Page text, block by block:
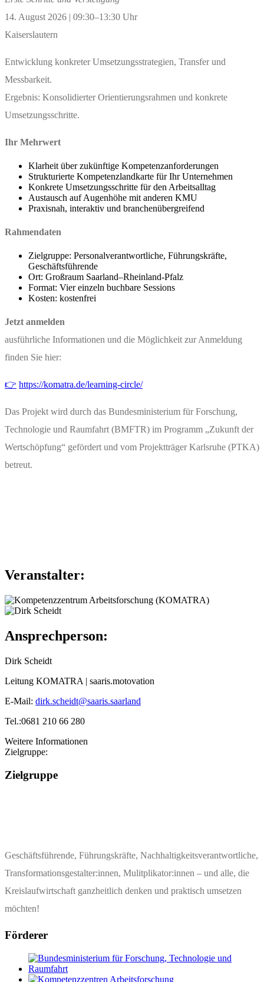
14. August 2026 | 09:30–13:30 Uhr
Kaiserslautern
Entwicklung konkreter Umsetzungsstrategien, Transfer und
Messbarkeit.
Ergebnis: Konsolidierter Orientierungsrahmen und konkrete
Umsetzungsschritte.
Ihr Mehrwert
Klarheit über zukünftige Kompetenzanforderungen
Strukturierte Kompetenzlandkarte für Ihr Unternehmen
Konkrete Umsetzungsschritte für den Arbeitsalltag
Austausch auf Augenhöhe mit anderen KMU
Praxisnah, interaktiv und branchenübergreifend
Rahmendaten
Zielgruppe: Personalverantwortliche, Führungskräfte,
Geschäftsführende
Ort: Großraum Saarland–Rheinland-Pfalz
Format: Vier einzeln buchbare Sessions
Kosten: kostenfrei
Jetzt anmelden
ausführliche Informationen und die Möglichkeit zur Anmeldung
finden Sie hier:
👉 https://komatra.de/learning-circle/
Das Projekt wird durch das Bundesministerium für Forschung,
Technologie und Raumfahrt (BMFTR) im Programm „Zukunft der
Wertschöpfung“ gefördert und vom Projektträger Karlsruhe (PTKA)
betreut.
Veranstalter:
Ansprechperson:
Dirk Scheidt
Leitung KOMATRA | saaris.motovation
E-Mail: dirk.scheidt@saaris.saarland
Tel.:0681 210 66 280
Weitere Informationen
Zielgruppe:
Zielgruppe
Geschäftsführende, Führungskräfte, Nachhaltigkeits­verantwortliche,
Transformationsgestalter:innen, Mulitplikator:innen – und alle, die
Kreislaufwirtschaft ganzheitlich denken und praktisch umsetzen
möchten!
Förderer